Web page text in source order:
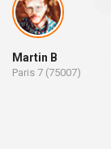
Martin B
Paris 7 (75007)